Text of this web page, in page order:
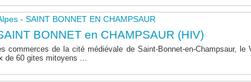
- SAINT BONNET EN CHAMPSAUR
BONNET en CHAMPSAUR (HIV)
commerces de la cité médiévale de Saint-Bonnet-en-Champsaur,
de 60 gites mitoyens ...